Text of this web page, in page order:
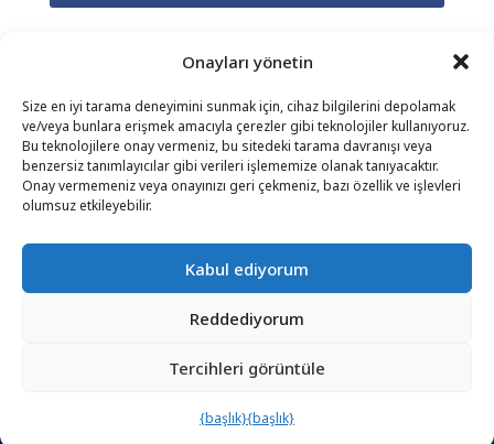
Onayları yönetin
Size en iyi tarama deneyimini sunmak için, cihaz bilgilerini depolamak
ve/veya bunlara erişmek amacıyla çerezler gibi teknolojiler kullanıyoruz.
Bu teknolojilere onay vermeniz, bu sitedeki tarama davranışı veya
benzersiz tanımlayıcılar gibi verileri işlememize olanak tanıyacaktır.
Onay vermemeniz veya onayınızı geri çekmeniz, bazı özellik ve işlevleri
olumsuz etkileyebilir.
Kabul ediyorum
Reddediyorum
Tercihleri ​​görüntüle
{başlık}{başlık}
İLETIŞIM–
© 2025 – FRÉDÉRIC LENOIR – TÜM HAKLARI SAKLIDIR